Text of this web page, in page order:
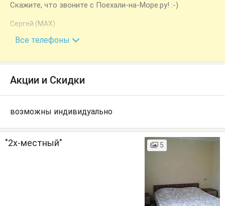
Скажите, что звоните с Поехали-на-Море.ру! :-)
Сергей (MAX)
+7 (928) 849-63-65
Все телефоны
Акции и Скидки
возможны индивидуально
"2х-местный" 5